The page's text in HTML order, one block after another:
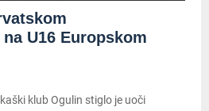
U16 Europskom
klub Ogulin stiglo je uoči